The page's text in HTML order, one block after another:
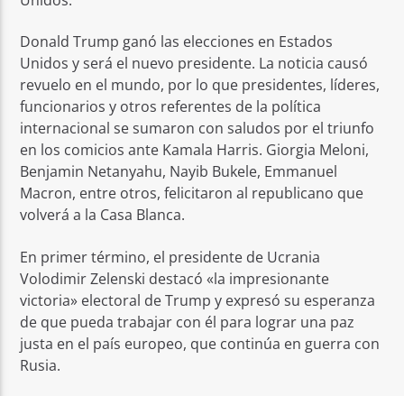
Donald Trump ganó las elecciones en Estados
Unidos y será el nuevo presidente. La noticia causó
revuelo en el mundo, por lo que presidentes, líderes,
funcionarios y otros referentes de la política
internacional se sumaron con saludos por el triunfo
en los comicios ante Kamala Harris. Giorgia Meloni,
Benjamin Netanyahu, Nayib Bukele, Emmanuel
Macron, entre otros, felicitaron al republicano que
volverá a la Casa Blanca.
En primer término, el presidente de Ucrania
Volodimir Zelenski destacó «la impresionante
victoria» electoral de Trump y expresó su esperanza
de que pueda trabajar con él para lograr una paz
justa en el país europeo, que continúa en guerra con
Rusia.